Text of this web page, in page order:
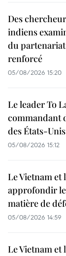
Des
indiens
du
renforcé
05/08/2026 15:20
Le leader To
commandant
des États-
05/08/2026 15:12
Le Vietnam et
approfondir
matière de
05/08/2026 14:59
Le Vietnam et